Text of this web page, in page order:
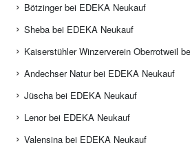
Bötzinger bei EDEKA Neukauf
Sheba bei EDEKA Neukauf
Kaiserstühler Winzerverein Oberrotweil
Andechser Natur bei EDEKA Neukauf
Jüscha bei EDEKA Neukauf
Lenor bei EDEKA Neukauf
Valensina bei EDEKA Neukauf